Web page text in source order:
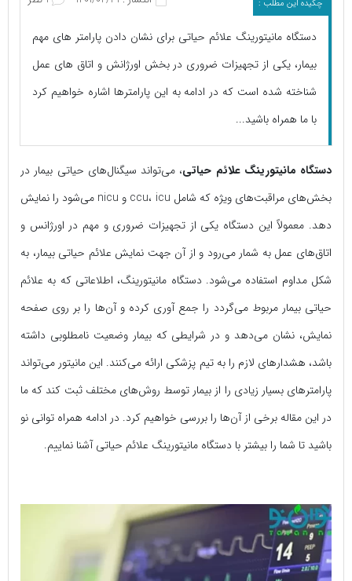
چکیده این مطلب :
دستگاه مانیتورینگ علائم حیاتی برای نشان دادن پارامتر های مهم
بیمار، یکی از تجهیزات ضروری در بخش اورژانش و اتاق های عمل
شناخته شده است که در ادامه به این پارامترها اشاره خواهیم کرد
با ما همراه باشید...
دستگاه مانیتورینگ علائم حیاتی، می‌تواند سیگنال‌های حیاتی بیمار در
بخش‌های مراقبت‌های ویژه که شامل ccu، icu و nicu می‌شود را نمایش
دهد. معمولاً این دستگاه یکی از تجهیزات ضروری و مهم در اورژانس و
اتاق‌های عمل به شمار می‌رود و از آن جهت نمایش علائم حیاتی بیمار، به
شکل مداوم استفاده می‌شود. دستگاه مانیتورینگ، اطلاعاتی که به علائم
حیاتی بیمار مربوط می‌گردد را جمع آوری کرده و آن‌ها را بر روی صفحه
نمایش، نشان می‌دهد و در شرایطی که بیمار وضعیت نامطلوبی داشته
باشد، هشدارهای لازم را به تیم پزشکی ارائه می‌کنند. این مانیتور می‌تواند
پارامترهای بسیار زیادی را از بیمار توسط روش‌های مختلف ثبت کند که ما
در این مقاله برخی از آن‌ها را بررسی خواهیم کرد. در ادامه همراه توانی نو
باشید تا شما را بیشتر با دستگاه مانیتورینگ علائم حیاتی آشنا نماییم.